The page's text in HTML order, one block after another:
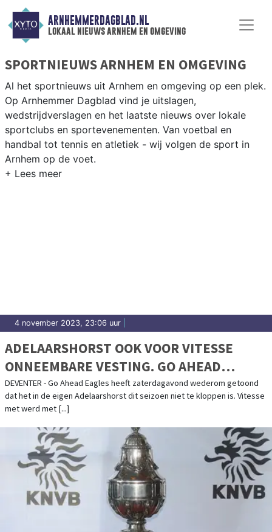
ARNHEMMERDAGBLAD.NL
lokaal nieuws arnhem en omgeving
SPORTNIEUWS ARNHEM EN OMGEVING
Al het sportnieuws uit Arnhem en omgeving op een plek.
Op Arnhemmer Dagblad vind je uitslagen,
wedstrijdverslagen en het laatste nieuws over lokale
sportclubs en sportevenementen. Van voetbal en
handbal tot tennis en atletiek - wij volgen de sport in
Arnhem op de voet.
4 november 2023, 23:06 uur
ADELAARSHORST OOK VOOR VITESSE
ONNEEMBARE VESTING. GO AHEAD
EAGLES WINT RUIM
DEVENTER - Go Ahead Eagles heeft zaterdagavond wederom getoond
dat het in de eigen Adelaarshorst dit seizoen niet te kloppen is. Vitesse
met werd met [...]